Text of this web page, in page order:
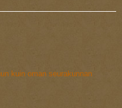
kuin oman seurakunnan